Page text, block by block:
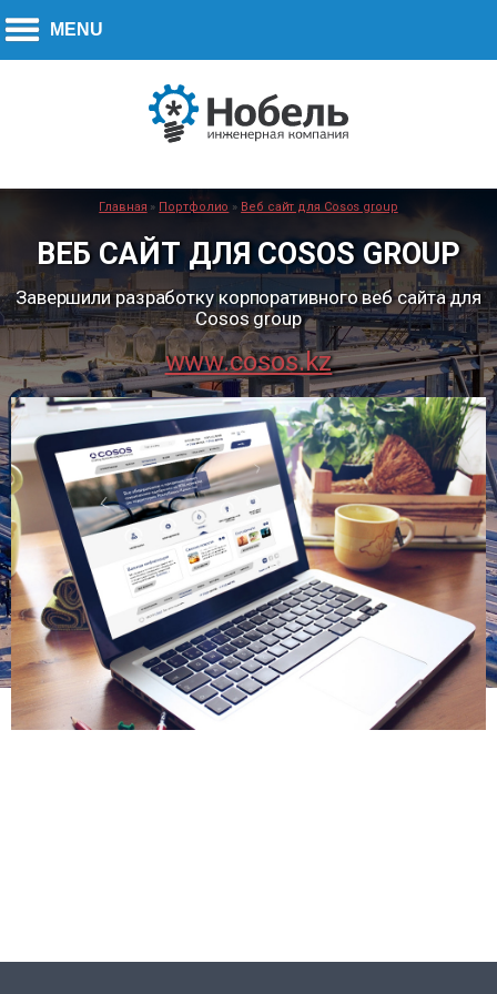
Главная » Портфолио » Веб сайт для Cosos group
ВЕБ САЙТ ДЛЯ COSOS GROUP
Завершили разработку корпоративного веб сайта для
Cosos group
www.cosos.kz